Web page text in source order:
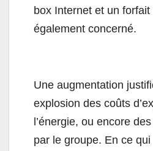
box Internet et un
également concerné.
Une augmentation
explosion des coûts
l’énergie, ou encore
par le groupe. En ce qui